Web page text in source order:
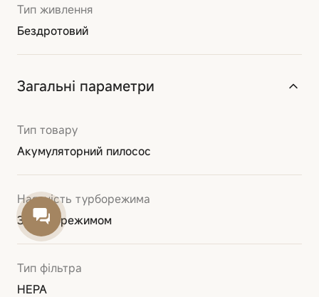
Тип живлення
Бездротовий
Загальні параметри
Тип товару
Акумуляторний пилосос
Наявність турборежима
З турборежимом
Тип фільтра
HEPA